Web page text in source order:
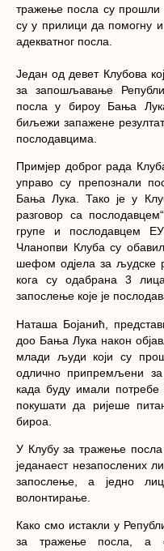
тражење посла су прошли
су у прилици да помогну и
адекватног посла.
Један од девет Клубова
за запошљавање
посла у бироу Бања
биљежи запажене
послодавцима.
Примјер доброг рада
управо су препознали
Бања Лука .Тако јеу
разговор са послодавцем“
групе и послодавцем
Чланопви Клуба су
шефом одјела за људске
кога су одабрана 3
запослење које је
Наташа Бојанић,
доо Бања Лука након
млади људи који су
одлично припремљени
када буду имали
покушати да ријеше
бироа.
У Клубу за тражење
једанаест незапослених
запослење, а једно
волонтирање
Како смо истакли у
за тражење посла, а